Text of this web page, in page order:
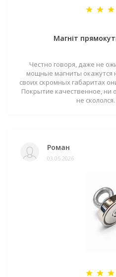
Магніт
Честно говоря, даже не
мощные магниты окажутся
своих скромных габаритах
Покрытие качественное, ни
не
Роман
03.05.2026